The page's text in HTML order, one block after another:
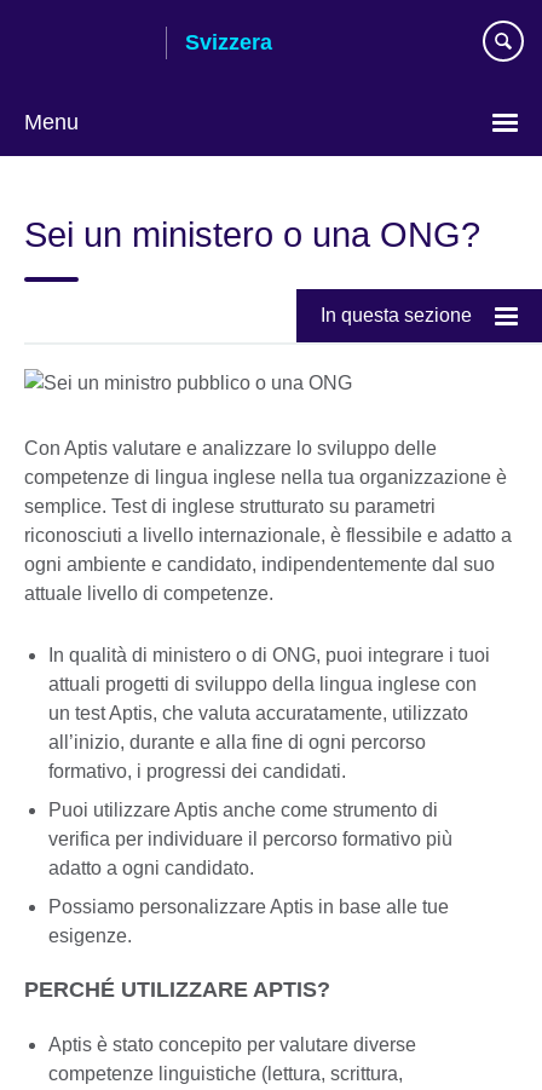
Svizzera
Menu
language
Sei un ministero o una ONG?
In questa sezione
Con Aptis valutare e analizzare lo sviluppo delle
competenze di lingua inglese nella tua organizzazione è
semplice. Test di inglese strutturato su parametri
riconosciuti a livello internazionale, è flessibile e adatto a
ogni ambiente e candidato, indipendentemente dal suo
attuale livello di competenze.
In qualità di ministero o di ONG, puoi integrare i tuoi
attuali progetti di sviluppo della lingua inglese con
un test Aptis, che valuta accuratamente, utilizzato
all’inizio, durante e alla fine di ogni percorso
formativo, i progressi dei candidati.
Puoi utilizzare Aptis anche come strumento di
verifica per individuare il percorso formativo più
adatto a ogni candidato.
Possiamo personalizzare Aptis in base alle tue
esigenze.
PERCHÉ UTILIZZARE APTIS?
Aptis è stato concepito per valutare diverse
competenze linguistiche (lettura, scrittura,